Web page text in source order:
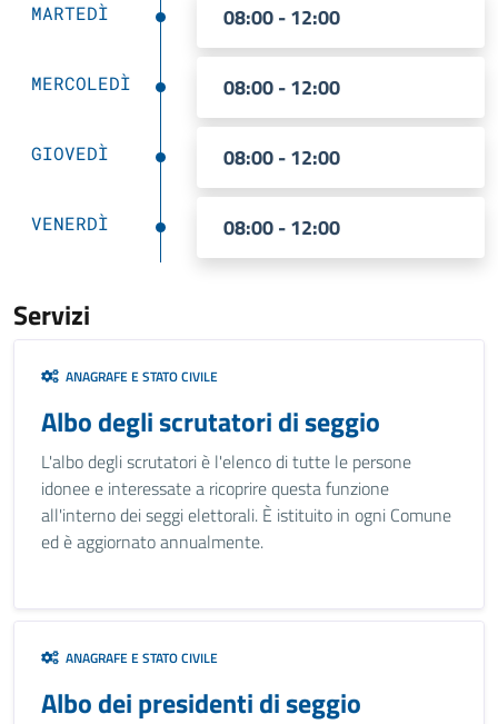
MARTEDÌ 08:00 - 12:00
MERCOLEDÌ 08:00 - 12:00
GIOVEDÌ 08:00 - 12:00
VENERDÌ 08:00 - 12:00
Servizi
ANAGRAFE E STATO CIVILE
Albo degli scrutatori di seggio
L'albo degli scrutatori è l'elenco di tutte le persone
idonee e interessate a ricoprire questa funzione
all'interno dei seggi elettorali. È istituito in ogni Comune
ed è aggiornato annualmente.
ANAGRAFE E STATO CIVILE
Albo dei presidenti di seggio